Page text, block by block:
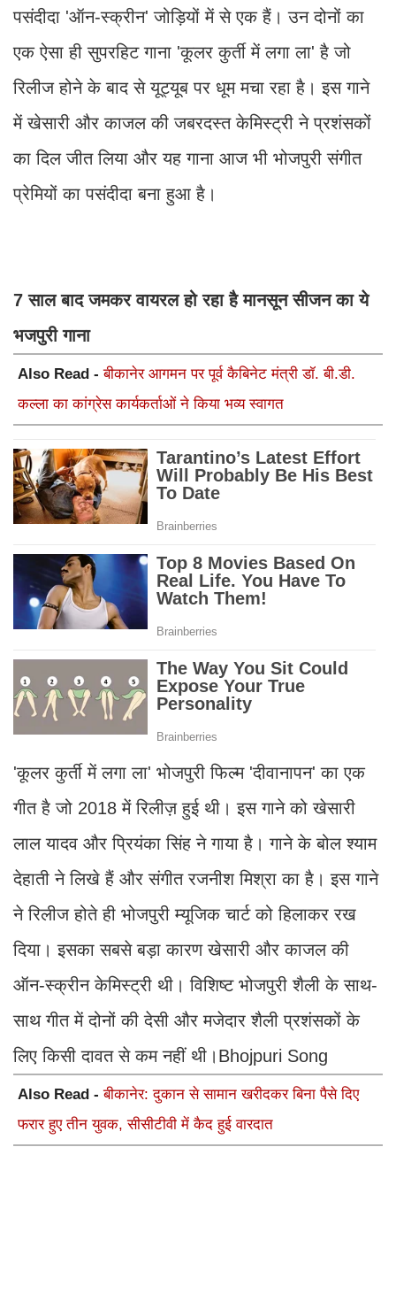
पसंदीदा 'ऑन-स्क्रीन' जोड़ियों में से एक हैं। उन दोनों का
एक ऐसा ही सुपरहिट गाना 'कूलर कुर्ती में लगा ला' है जो
रिलीज होने के बाद से यूट्यूब पर धूम मचा रहा है। इस गाने
में खेसारी और काजल की जबरदस्त केमिस्ट्री ने प्रशंसकों
का दिल जीत लिया और यह गाना आज भी भोजपुरी संगीत
प्रेमियों का पसंदीदा बना हुआ है।
7 साल बाद जमकर वायरल हो रहा है मानसून सीजन का ये
भजपुरी गाना
Also Read -बीकानेर आगमन पर पूर्व कैबिनेट मंत्री डॉ. बी.डी.
कल्ला का कांग्रेस कार्यकर्ताओं ने किया भव्य स्वागत
'कूलर कुर्ती में लगा ला' भोजपुरी फिल्म 'दीवानापन' का एक
गीत है जो 2018 में रिलीज़ हुई थी। इस गाने को खेसारी
लाल यादव और प्रियंका सिंह ने गाया है। गाने के बोल श्याम
देहाती ने लिखे हैं और संगीत रजनीश मिश्रा का है। इस गाने
ने रिलीज होते ही भोजपुरी म्यूजिक चार्ट को हिलाकर रख
दिया। इसका सबसे बड़ा कारण खेसारी और काजल की
ऑन-स्क्रीन केमिस्ट्री थी। विशिष्ट भोजपुरी शैली के साथ-
साथ गीत में दोनों की देसी और मजेदार शैली प्रशंसकों के
लिए किसी दावत से कम नहीं थी।Bhojpuri Song
Also Read -बीकानेर: दुकान से सामान खरीदकर बिना पैसे दिए
फरार हुए तीन युवक, सीसीटीवी में कैद हुई वारदात